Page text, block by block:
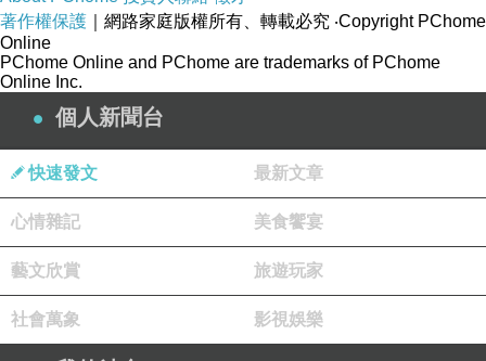
看到涼亭再走上階梯，就可以看到寬廣的大海，聽著海
著作權保護 ｜網路家庭版權所有、轉載必究 ‧Copyright PChome
Online
PChome Online and PChome are trademarks of PChome
Online Inc.
個人新聞台
快速發文 最新文章
心情雜記 美食饗宴
藝文欣賞 旅遊玩家
社會萬象 影視娛樂